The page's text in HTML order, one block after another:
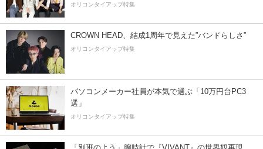
オリコンタイアップ特集
CROWN HEAD、結成1周年で見えた”バンドらしさ”
オリコンタイアップ特集
パソコンメーカー社員が本気で選ぶ「10万円台PC3
選」
オリコンタイアップ特集